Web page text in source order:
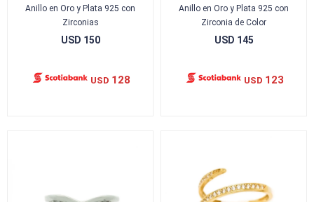
Anillo en Oro y Plata 925 con
Zirconias
USD 150
USD 128
Anillo en Oro y Plata 925 con
Zirconia de Color
USD 145
USD 123